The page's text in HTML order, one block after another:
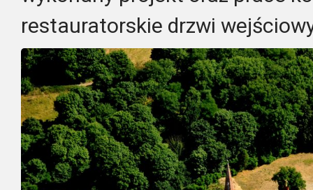
restauratorskie drzwi